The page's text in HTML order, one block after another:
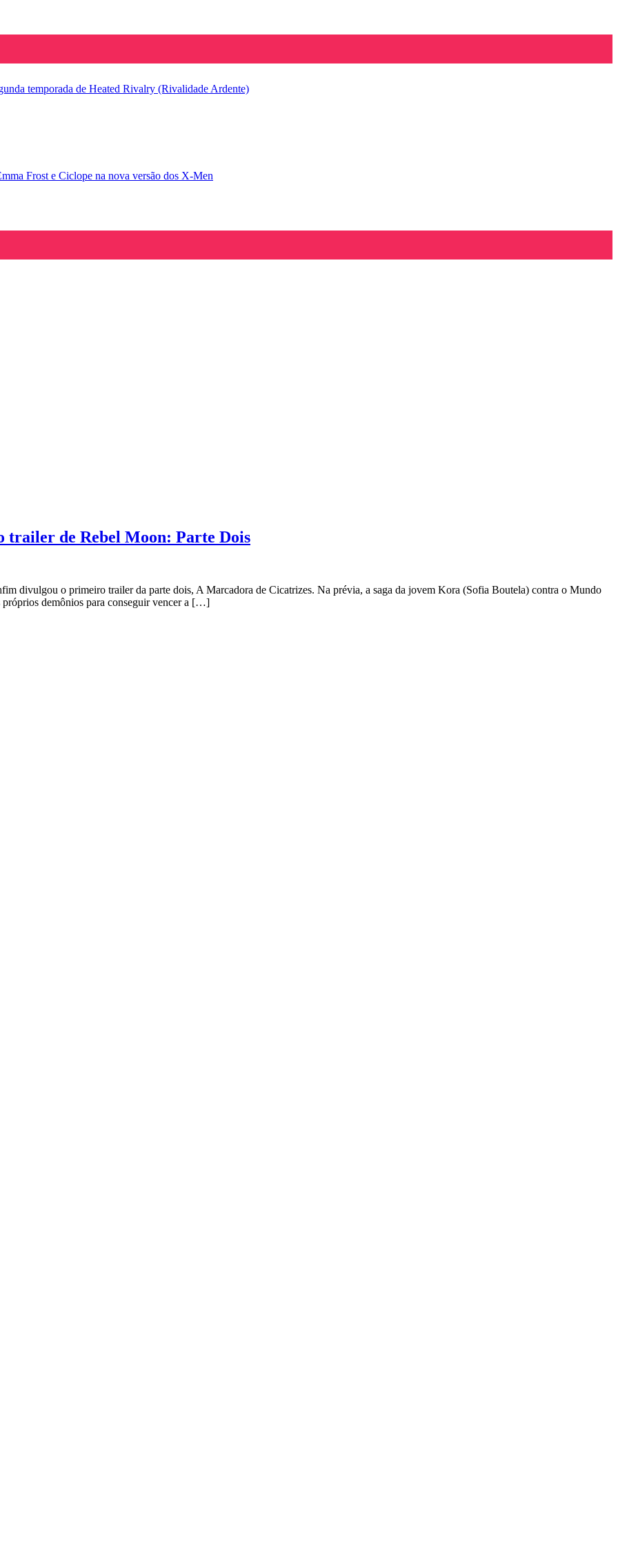
temporada de Heated Rivalry (Rivalidade Ardente)
Frost e Ciclope na nova versão dos X-Men
trailer de Rebel Moon: Parte Dois
divulgou o primeiro trailer da parte dois, A Marcadora de Cicatrizes. Na prévia, a saga da jovem Kora (Sofia Boutela) contra o Mundo
próprios demônios para conseguir vencer a […]